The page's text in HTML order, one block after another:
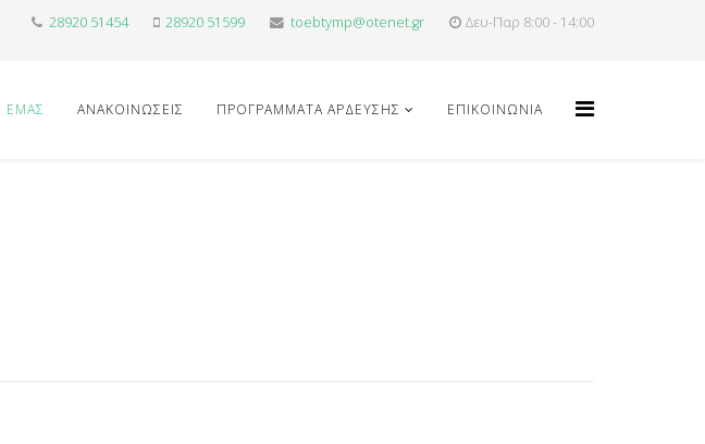
28920 51454 28920 51599 toebtymp@otenet.gr Δευ-Παρ 8:00 - 14:00
ΕΜΑΣ ΑΝΑΚΟΙΝΏΣΕΙΣ ΠΡΟΓΡΑΜΜΑΤΑ ΑΡΔΕΥΣΗΣ ΕΠΙΚΟΙΝΩΝΊΑ